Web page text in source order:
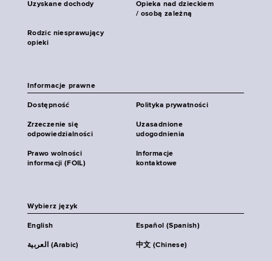
Uzyskane dochody
Opieka nad dzieckiem
/ osobą zależną
Rodzic niesprawujący
opieki
Informacje prawne
Dostępność Polityka prywatności
Zrzeczenie się
odpowiedzialności
Uzasadnione
udogodnienia
Prawo wolności
informacji (FOIL)
Informacje
kontaktowe
Wybierz język
English Español (Spanish)
العربية (Arabic) 中文 (Chinese)